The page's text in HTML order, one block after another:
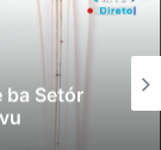
ba Setór